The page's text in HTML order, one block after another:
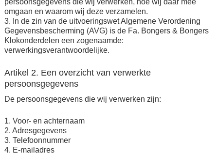
persoonsgegevens die wij verwerken, hoe wij daar mee
omgaan en waarom wij deze verzamelen.
3. In de zin van de uitvoeringswet Algemene Verordening
Gegevensbescherming (AVG) is de Fa. Bongers & Bongers
Klokonderdelen een zogenaamde:
verwerkingsverantwoordelijke.
Artikel 2. Een overzicht van verwerkte
persoonsgegevens
De persoonsgegevens die wij verwerken zijn:
1. Voor- en achternaam
2. Adresgegevens
3. Telefoonnummer
4. E-mailadres